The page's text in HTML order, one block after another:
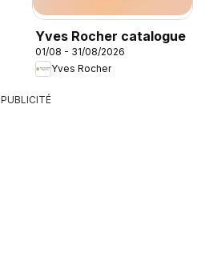
Yves Rocher catalogue
01/08 - 31/08/2026
Yves Rocher
PUBLICITÉ